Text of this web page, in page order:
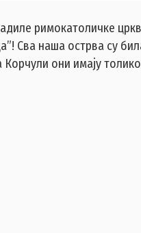
римокатоличке
Сва наша острва су
они имају